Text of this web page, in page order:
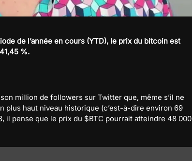
de l’année en cours (YTD), le prix du bitcoin est
%.
million de followers sur Twitter que, même s’il ne
plus haut niveau historique (c’est-à-dire environ 69
il pense que le prix du $BTC pourrait atteindre 48 000